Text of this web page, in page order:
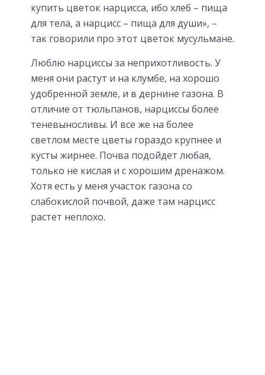
купить цветок нарцисса, ибо хлеб – пища
для тела, а нарцисс – пища для души», –
так говорили про этот цветок мусульмане.
Люблю нарциссы за неприхотливость. У
меня они растут и на клумбе, на хорошо
удобренной земле, и в дернине газона. В
отличие от тюльпанов, нарциссы более
теневыносливы. И все же на более
светлом месте цветы гораздо крупнее и
кусты жирнее. Почва подойдет любая,
только не кислая и с хорошим дренажом.
Хотя есть у меня участок газона со
слабокислой почвой, даже там нарцисс
растет неплохо.